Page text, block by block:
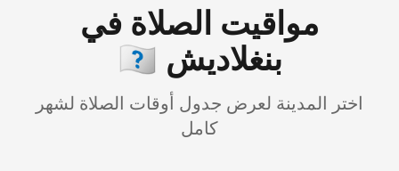
مواقيت الصلاة في
بنغلاديش 🇧🇩
اختر المدينة لعرض جدول أوقات الصلاة لشهر
كامل